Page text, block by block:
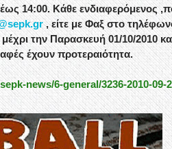
14:00. Κάθε ενδιαφερόμενος
, είτε με Φαξ στο
την Παρασκευή 01/10/2010
έχουν προτεραιότητα.
news/6-general/3236-2010-09-